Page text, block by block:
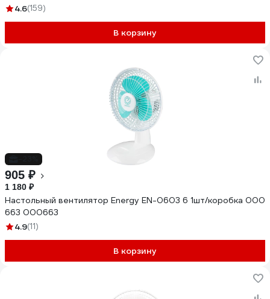
4.6(159)
В корзину
905 ₽
1 180 ₽
Настольный вентилятор Energy EN-0603 6 1шт/коробка 000
663 000663
4.9(11)
В корзину